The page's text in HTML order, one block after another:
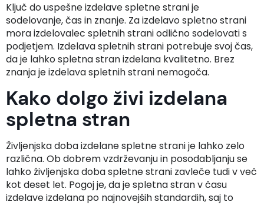
Ključ do uspešne izdelave spletne strani je
sodelovanje, čas in znanje. Za izdelavo spletno strani
mora izdelovalec spletnih strani odlično sodelovati s
podjetjem. Izdelava spletnih strani potrebuje svoj čas,
da je lahko spletna stran izdelana kvalitetno. Brez
znanja je izdelava spletnih strani nemogoča.
Kako dolgo živi izdelana
spletna stran
Življenjska doba izdelane spletne strani je lahko zelo
različna. Ob dobrem vzdrževanju in posodabljanju se
lahko življenjska doba spletne strani zavleče tudi v več
kot deset let. Pogoj je, da je spletna stran v času
izdelave izdelana po najnovejših standardih, saj to